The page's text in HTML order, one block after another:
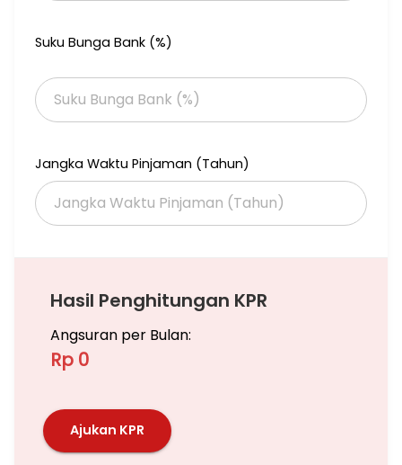
Suku Bunga Bank (%)
Jangka Waktu Pinjaman (Tahun)
Hasil Penghitungan KPR
Angsuran per Bulan:
Rp 0
Ajukan KPR